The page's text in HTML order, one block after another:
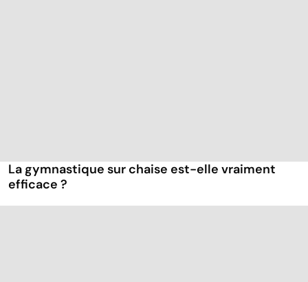
La gymnastique sur chaise est-elle vraiment
efficace ?